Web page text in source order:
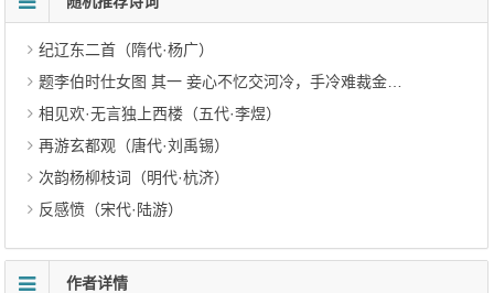
纪辽东二首（隋代·杨广）
题李伯时仕女图 其一 妾心不忆交河冷，手冷难裁金剪刀（元代·钱宰）
相见欢·无言独上西楼（五代·李煜）
再游玄都观（唐代·刘禹锡）
次韵杨柳枝词（明代·杭济）
反感愤（宋代·陆游）
作者详情